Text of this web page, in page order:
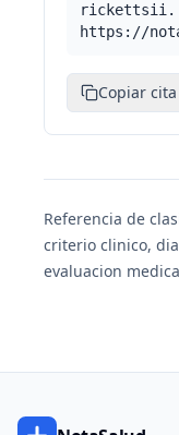
rickettsii.
https://
Copiar cita
Referencia de
criterio clinico,
evaluacion